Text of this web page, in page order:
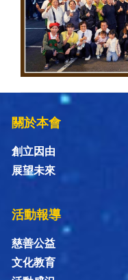
關於本會
創立因由
展望未來
活動報導
慈善公益
文化教育